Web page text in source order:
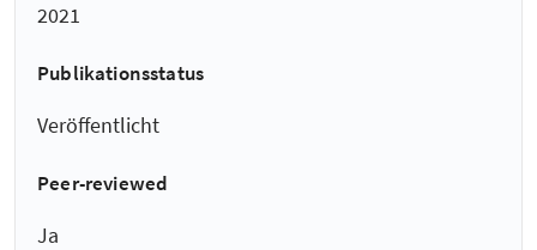
2021
Publikationsstatus
Veröffentlicht
Peer-reviewed
Ja